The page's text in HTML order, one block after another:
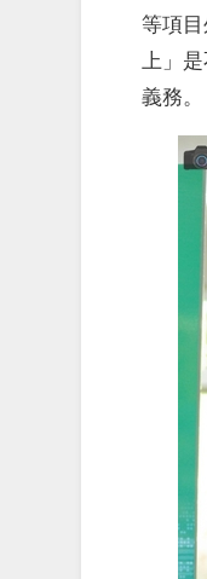
等項
上」
義務。